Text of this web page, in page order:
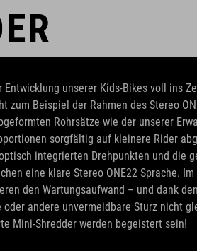
Entwicklung unserer Kids-Bikes voll ins
zum Beispiel der Rahmen des Stereo
Rohrsätze wie der unserer
sorgfältig auf kleinere Rider
integrierten Drehpunkten und die
eine klare Stereo ONE22 Sprache.
den Wartungsaufwand – und dank
andere unvermeidbare Sturz nicht
Mini-Shredder werden begeistert sein!